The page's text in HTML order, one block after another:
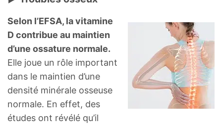
Selon l’EFSA, la vitamine
D contribue au maintien
d’une ossature normale.
Elle joue un rôle important
dans le maintien d’une
densité minérale osseuse
normale. En effet, des
études ont révélé qu’il